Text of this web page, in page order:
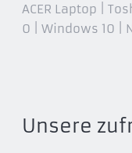
ACER Laptop |
0 | Windows 10 |
Unsere